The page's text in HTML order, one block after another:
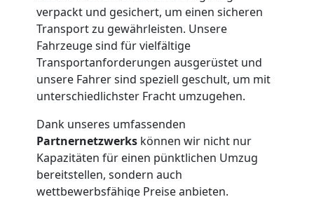
verpackt und gesichert, um einen sicheren
Transport zu gewährleisten. Unsere
Fahrzeuge sind für vielfältige
Transportanforderungen ausgerüstet und
unsere Fahrer sind speziell geschult, um mit
unterschiedlichster Fracht umzugehen.
Dank unseres umfassenden
Partnernetzwerks können wir nicht nur
Kapazitäten für einen pünktlichen Umzug
bereitstellen, sondern auch
wettbewerbsfähige Preise anbieten.
Möbeltransport
Wolfsberg
Beiladung
Wolfsberg
Mini